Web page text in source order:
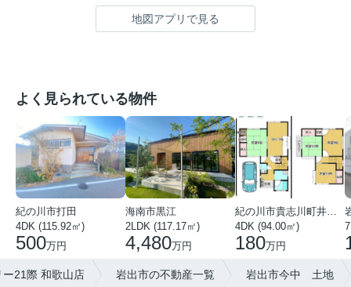
地図アプリで見る
よく見られている物件
紀の川市打田
4DK (115.92㎡)
500万円
海南市黒江
2LDK (117.17㎡)
4,480万円
紀の川市貴志川町井ノ口
4DK (94.00㎡)
180万円
21際 和歌山店 岩出市の不動産一覧 岩出市今中 土地